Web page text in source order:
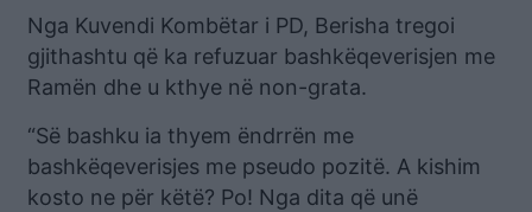
Nga Kuvendi Kombëtar i PD, Berisha tregoi
gjithashtu që ka refuzuar bashkëqeverisjen me
Ramën dhe u kthye në non-grata.
“Së bashku ia thyem ëndrrën me
bashkëqeverisjes me pseudo pozitë. A kishim
kosto ne për këtë? Po! Nga dita që unë